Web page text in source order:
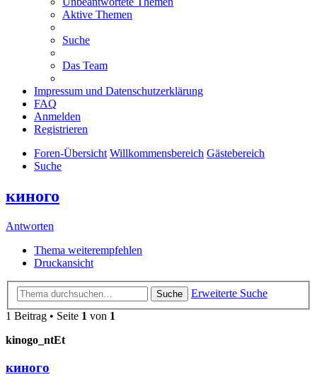
Aktive Themen
Suche
Das Team
Impressum und Datenschutzerklärung
FAQ
Anmelden
Registrieren
Foren-Übersicht Willkommensbereich Gästebereich
Suche
киного
Antworten
Thema weiterempfehlen
Druckansicht
Suche
Erweiterte Suche
1 Beitrag • Seite 1 von 1
kinogo_ntEt
киного